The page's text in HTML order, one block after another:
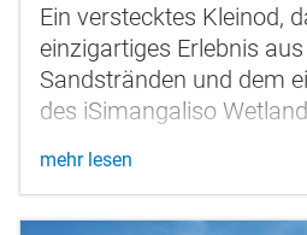
Ein verstecktes Kleinod,
einzigartiges Erlebnis
Sandstränden und dem
des iSimangaliso
mehr lesen